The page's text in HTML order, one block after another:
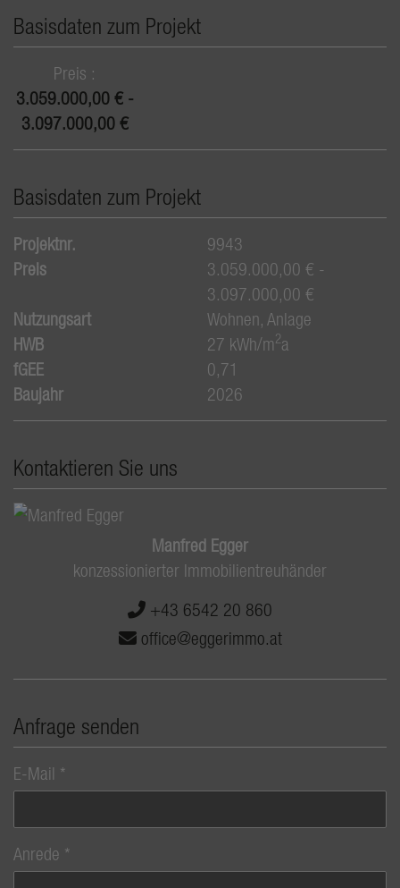
Basisdaten zum Projekt
Preis
3.059.000,00 € -
3.097.000,00 €
Basisdaten zum Projekt
Projektnr.
9943
Preis
3.059.000,00 € -
3.097.000,00 €
Nutzungsart
Wohnen Anlage
HWB
27 kWh/m2a
fGEE
0,71
Baujahr
2026
Kontaktieren Sie uns
Manfred Egger
konzessionierter Immobilientreuhänder
+43 6542 20 860
office@eggerimmo.at
Anfrage senden
E-Mail
Anrede